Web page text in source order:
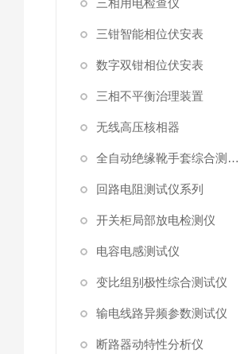
三相用电检查仪
三钳智能相位伏安表
数字双钳相位伏安表
三相不平衡治理装置
无线高压核相器
全自动绝缘靴手套综合测试仪
回路电阻测试仪系列
开关柜局部放电检测仪
电容电感测试仪
变比组别极性综合测试仪
输电线路异频参数测试仪
断路器动特性分析仪